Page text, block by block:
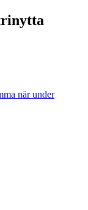
när under